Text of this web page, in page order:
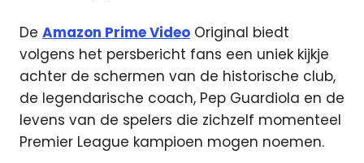
De Amazon Prime Video Original biedt
volgens het persbericht fans een uniek kijkje
achter de schermen van de historische club,
de legendarische coach, Pep Guardiola en de
levens van de spelers die zichzelf momenteel
Premier League kampioen mogen noemen.